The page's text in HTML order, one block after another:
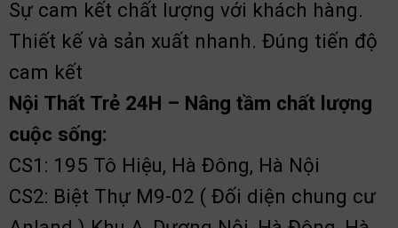
Sự cam kết chất lượng với khách hàng.
Thiết kế và sản xuất nhanh. Đúng tiến độ
cam kết
Nội Thất Trẻ 24H – Nâng tầm chất lượng
cuộc sống:
CS1: 195 Tô Hiệu, Hà Đông, Hà Nội
CS2: Biệt Thự M9-02 ( Đối diện chung cư